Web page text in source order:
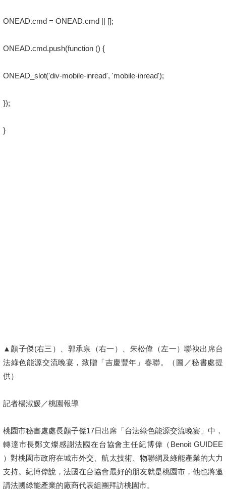
ONEAD.cmd = ONEAD.cmd || [];
ONEAD.cmd.push(function () {
ONEAD_slot('div-mobile-inread', 'mobile-inread');
});
}
▲顏子傑(右三）、郭承泉（右一）、朱松偉（左一）聯袂出席台
法綠色能源交流晚宴，致贈「吉慶豐年」春聯。（圖／秘書處提
供）
記者楊淑媛／桃園報導
桃園市秘書處處長顏子傑17日出席「台法綠色能源交流晚宴」中，
轉達市長鄭文燦感謝法國在台協會主任紀博偉（Benoit GUIDEE
）對桃園市政府在城市外交、航太技術、物聯網及綠能產業的大力
支持。紀博偉說，法國在台協會最好的朋友就是桃園市，他也將邀
請法國綠能產業的廠商代表組團拜訪桃園市。